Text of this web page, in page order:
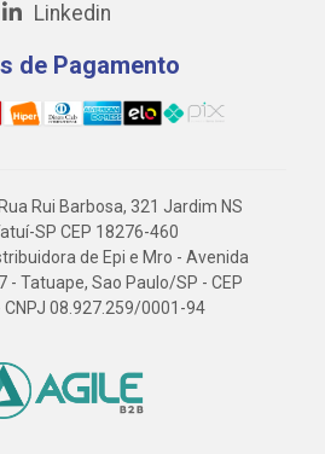
Linkedin
de Pagamento
Rui Barbosa, 321 Jardim NS
SP CEP 18276-460
de Epi e Mro - Avenida
- Tatuape, Sao Paulo/SP - CEP
08.927.259/0001-94